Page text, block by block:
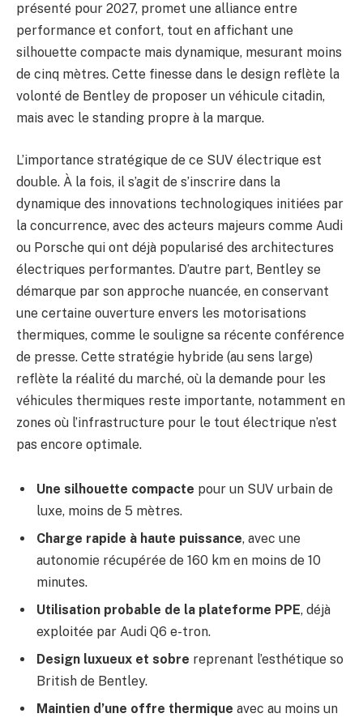
présenté pour 2027, promet une alliance entre
performance et confort, tout en affichant une
silhouette compacte mais dynamique, mesurant moins
de cinq mètres. Cette finesse dans le design reflète la
volonté de Bentley de proposer un véhicule citadin,
mais avec le standing propre à la marque.
L’importance stratégique de ce SUV électrique est
double. À la fois, il s’agit de s’inscrire dans la
dynamique des innovations technologiques initiées par
la concurrence, avec des acteurs majeurs comme Audi
ou Porsche qui ont déjà popularisé des architectures
électriques performantes. D’autre part, Bentley se
démarque par son approche nuancée, en conservant
une certaine ouverture envers les motorisations
thermiques, comme le souligne sa récente conférence
de presse. Cette stratégie hybride (au sens large)
reflète la réalité du marché, où la demande pour les
véhicules thermiques reste importante, notamment en
zones où l’infrastructure pour le tout électrique n’est
pas encore optimale.
Une silhouette compacte pour un SUV urbain de
luxe, moins de 5 mètres.
Charge rapide à haute puissance, avec une
autonomie récupérée de 160 km en moins de 10
minutes.
Utilisation probable de la plateforme PPE, déjà
exploitée par Audi Q6 e-tron.
Design luxueux et sobre reprenant l’esthétique so
British de Bentley.
Maintien d’une offre thermique avec au moins un